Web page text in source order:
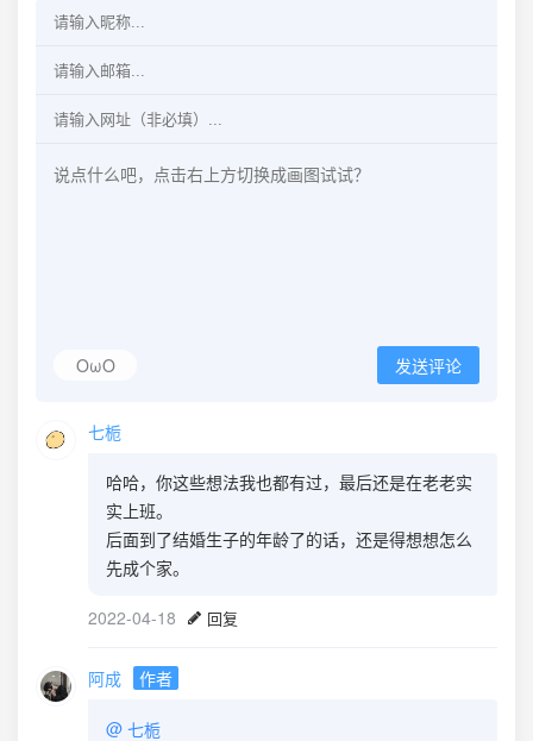
OωO 发送评论
七栀
哈哈，你这些想法我也都有过，最后还是在老老实
实上班。
后面到了结婚生子的年龄了的话，还是得想想怎么
先成个家。
2022-04-18 回复
阿成 作者
@ 七栀